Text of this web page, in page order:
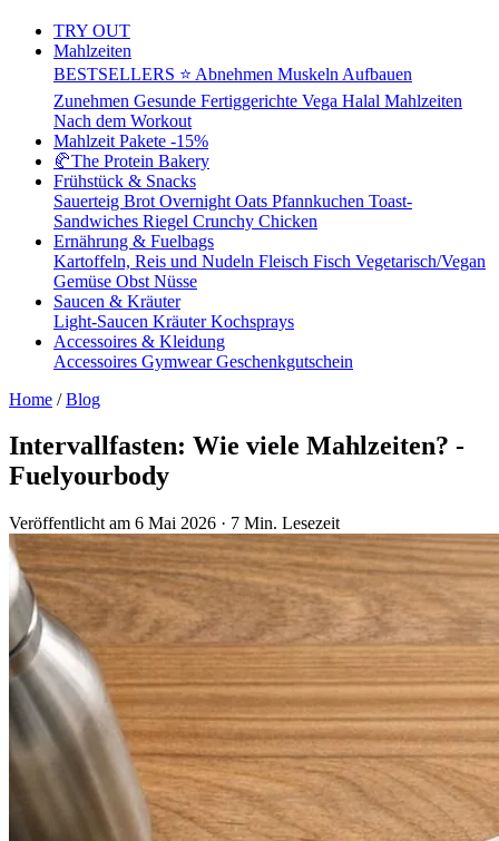
TRY OUT
Mahlzeiten
BESTSELLERS ⭐ Abnehmen Muskeln Aufbauen
Zunehmen Gesunde Fertiggerichte Vega Halal Mahlzeiten
Nach dem Workout
Mahlzeit Pakete -15%
🥐The Protein Bakery
Frühstück & Snacks
Sauerteig Brot Overnight Oats Pfannkuchen Toast-
Sandwiches Riegel Crunchy Chicken
Ernährung & Fuelbags
Kartoffeln, Reis und Nudeln Fleisch Fisch Vegetarisch/Vegan
Gemüse Obst Nüsse
Saucen & Kräuter
Light-Saucen KräuterKochsprays
Accessoires & Kleidung
Accessoires GymwearGeschenkgutschein
Home / Blog
Intervallfasten: Wie viele Mahlzeiten? -
Fuelyourbody
Veröffentlicht am 6 Mai 2026 · 7 Min. Lesezeit